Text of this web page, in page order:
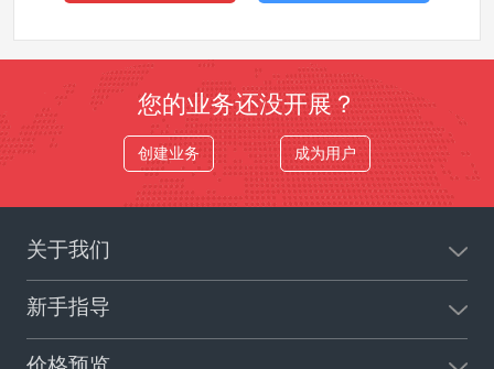
您的业务还没开展？
创建业务 成为用户
关于我们
新手指导